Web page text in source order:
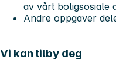
av vårt boligsosiale
Andre oppgaver
Vi kan tilby deg